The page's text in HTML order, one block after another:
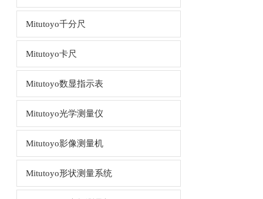
Mitutoyo千分尺
Mitutoyo卡尺
Mitutoyo数显指示表
Mitutoyo光学测量仪
Mitutoyo影像测量机
Mitutoyo形状测量系统